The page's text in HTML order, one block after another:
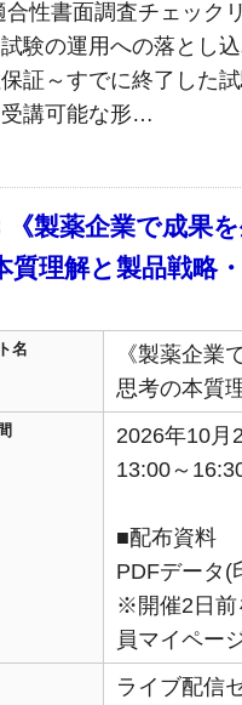
合性書面調査チェッ
験の運用への落とし
証～すでに終了した
講可能な形…
《製薬企業で成果
質理解と製品戦略
名
《製薬企業
思考の本質
2026年10月
13:00～
■配布資料
PDFデータ(
※開催2日前
員マイペー
ライブ配信